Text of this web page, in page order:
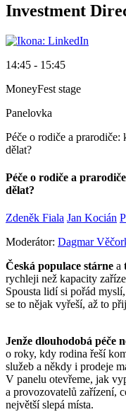
Investment
14:45 - 15:45
MoneyFest stage
Panelovka
Péče o rodiče a
dělat?
Péče o rodiče a
dělat?
Zdeněk Fiala Jan Kocián
Moderátor: Dagmar
Česká populace stárne a
rychleji než kapacity
Spousta lidí si pořád
se to nějak vyřeší, až to
Jenže dlouhodobá péče
o roky, kdy rodina řeší
služeb a někdy i prodeje
V panelu otevřeme, jak
a provozovatelů zařízení,
největší slepá místa.